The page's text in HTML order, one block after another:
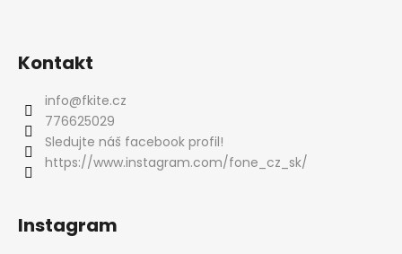
Kontakt
info@fkite.cz
776625029
Sledujte náš facebook profil!
https://www.instagram.com/fone_cz_sk/
Instagram